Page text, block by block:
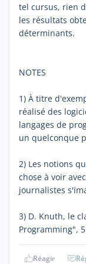
tel cursus, rien
les résultats
déterminants.
NOTES
1) À titre
réalisé des
langages de
un quelconque
2) Les notions
chose à voir
journalistes
3) D. Knuth, le
Programming",
Réagir